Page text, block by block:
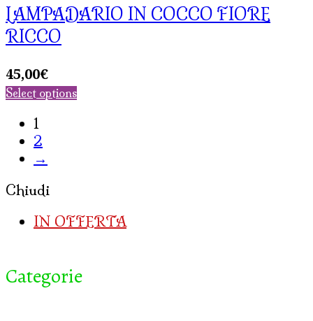
LAMPADARIO IN COCCO FIORE
RICCO
45,00€
Select options
1
2
→
Chiudi
IN OFFERTA
Categorie